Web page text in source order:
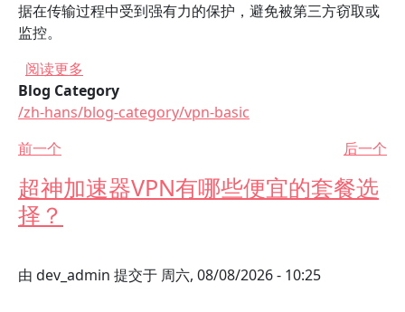
据在传输过程中受到强有力的保护，避免被第三方窃取或
监控。
阅读更多
Blog Category
/zh-hans/blog-category/vpn-basic
前一个
后一个
超神加速器VPN有哪些便宜的套餐选
择？
由 dev_admin 提交于 周六, 08/08/2026 - 10:25